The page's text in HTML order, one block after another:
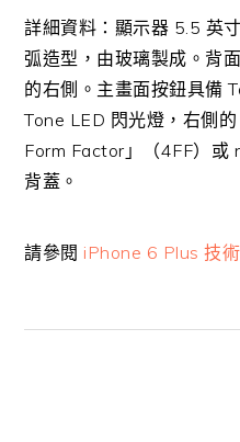
詳細資料：顯示器 5.5 英
弧造型，由玻璃製成。背
的右側。主畫面按鈕具備
Tone LED 閃光燈，右側
Form Factor」（4FF）或
背蓋。
請參閱 iPhone 6 Plus 技